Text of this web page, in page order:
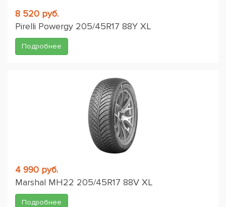
8 520 руб.
Pirelli Powergy 205/45R17 88Y XL
Подробнее
4 990 руб.
Marshal MH22 205/45R17 88V XL
Подробнее